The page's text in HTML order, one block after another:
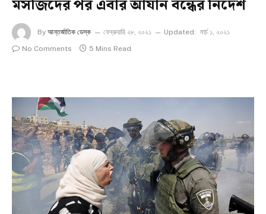
মসজিদের পর এবার আযান বন্ধের নির্দেশ
By আন্তর্জাতিক ডেস্ক ফেব্রুয়ারি ২৮, ২০২১ Updated: মার্চ ১, ২০২১
No Comments
5 Mins Read